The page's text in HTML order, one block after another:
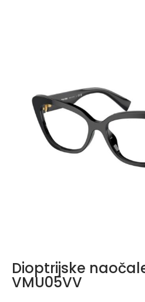
Dioptrijske
VMU05VV